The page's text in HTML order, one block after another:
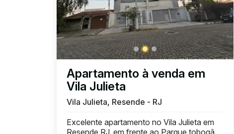
Apartamento à venda em
Vila Julieta
Vila Julieta, Resende - RJ
Excelente apartamento no Vila Julieta em
Resende RJ, em frente ao Parque tobogã.